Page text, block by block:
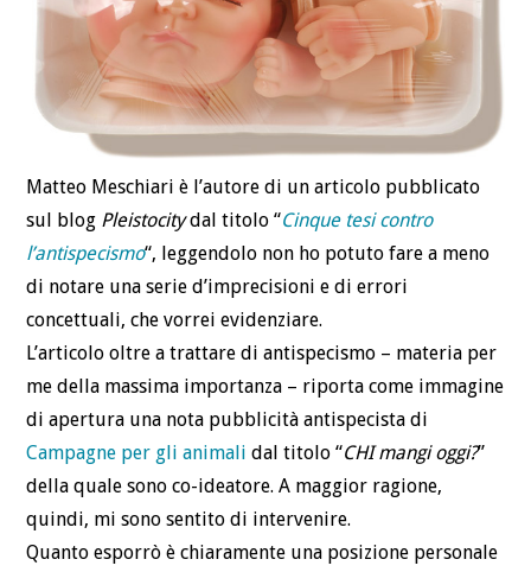
Matteo Meschiari è l’autore di un articolo pubblicato
sul blog Pleistocitydal titolo “Cinque tesi contro
l’antispecismo“, leggendolo non ho potuto fare a meno
di notare una serie d’imprecisioni e di errori
concettuali, che vorrei evidenziare.
L’articolo oltre a trattare di antispecismo – materia per
me della massima importanza – riporta come immagine
di apertura una nota pubblicità antispecista di
Campagne per gli animali dal titolo “CHI mangi oggi?”
della quale sono co-ideatore. A maggior ragione,
quindi, mi sono sentito di intervenire.
Quanto esporrò è chiaramente una posizione personale